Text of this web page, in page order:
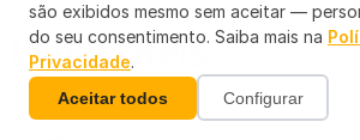
Links Úteis
são exibidos mesmo sem aceitar —
do seu consentimento. Saiba mais na
Privacidade.
Aceitar todos Configurar